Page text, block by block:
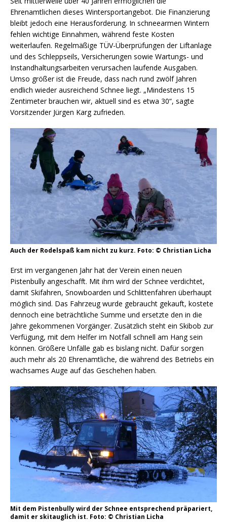
Ehrenamtlichen dieses Wintersportangebot. Die Finanzierung
bleibt jedoch eine Herausforderung. In schneearmen Wintern
fehlen wichtige Einnahmen, während feste Kosten
weiterlaufen. Regelmäßige TÜV-Überprüfungen der Liftanlage
und des Schleppseils, Versicherungen sowie Wartungs- und
Instandhaltungsarbeiten verursachen laufende Ausgaben.
Umso größer ist die Freude, dass nach rund zwölf Jahren
endlich wieder ausreichend Schnee liegt. „Mindestens 15
Zentimeter brauchen wir, aktuell sind es etwa 30“, sagte
Vorsitzender Jürgen Karg zufrieden.
Auch der Rodelspaß kam nicht zu kurz. Foto: © Christian Licha
Erst im vergangenen Jahr hat der Verein einen neuen
Pistenbully angeschafft. Mit ihm wird der Schnee verdichtet,
damit Skifahren, Snowboarden und Schlittenfahren überhaupt
möglich sind. Das Fahrzeug wurde gebraucht gekauft, kostete
dennoch eine beträchtliche Summe und ersetzte den in die
Jahre gekommenen Vorgänger. Zusätzlich steht ein Skibob zur
Verfügung, mit dem Helfer im Notfall schnell am Hang sein
können. Größere Unfälle gab es bislang nicht. Dafür sorgen
auch mehr als 20 Ehrenamtliche, die während des Betriebs ein
wachsames Auge auf das Geschehen haben.
Mit dem Pistenbully wird der Schnee entsprechend präpariert,
damit er skitauglich ist. Foto: © Christian Licha